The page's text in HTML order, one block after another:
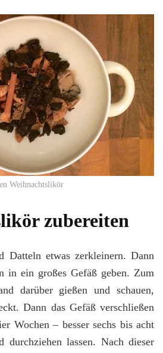
Weihnachtslikör
zubereiten
Datteln etwas zerkleinern. Dann
in ein großes Gefäß geben. Zum
darüber gießen und schauen,
Dann das Gefäß verschließen
Wochen – besser sechs bis acht
durchziehen lassen. Nach dieser